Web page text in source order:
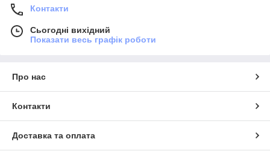
Контакти
Сьогодні вихідний
Показати весь графік роботи
Про нас
Контакти
Доставка та оплата